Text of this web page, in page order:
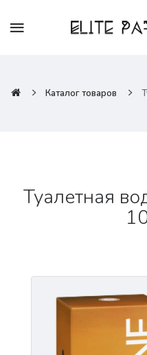
Каталог товаров
Туалетная